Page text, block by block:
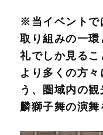
※当イベントで
取り組みの一
礼でしか見る
より多くの方
う、圏域内の
麟獅子舞の演舞